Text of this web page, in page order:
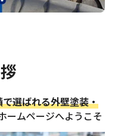
選ばれる外壁塗装・
ームページへようこそ